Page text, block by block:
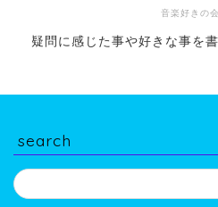
音楽好きの
疑問に感じた事や好きな事を書
search